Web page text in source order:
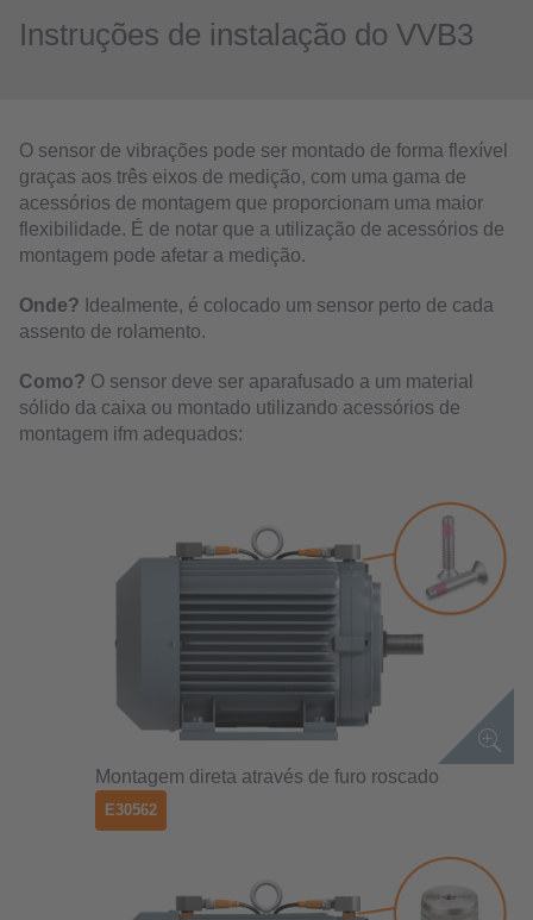
Instruções de instalação do VVB3
O sensor de vibrações pode ser montado de forma flexível
graças aos três eixos de medição, com uma gama de
acessórios de montagem que proporcionam uma maior
flexibilidade. É de notar que a utilização de acessórios de
montagem pode afetar a medição.
Onde? Idealmente, é colocado um sensor perto de cada
assento de rolamento.
Como? O sensor deve ser aparafusado a um material
sólido da caixa ou montado utilizando acessórios de
montagem ifm adequados:
Montagem direta através de furo roscado
E30562